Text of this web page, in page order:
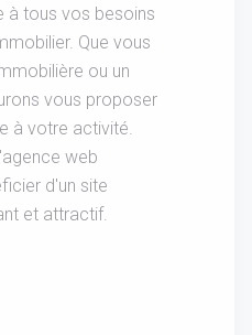
à tous vos besoins
Que vous
ou un
vous proposer
à votre activité.
web
d'un site
et attractif.